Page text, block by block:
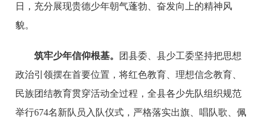
日，充分展现贵德少年朝气蓬勃、奋发向上的精神风
貌。
筑牢少年信仰根基。
团县委、县少工委坚持把思想
政治引领摆在首要位置，将红色教育、理想信念教育、
民族团结教育贯穿活动全过程，全县各少先队组织规范
举行674名新队员入队仪式，严格落实出旗、唱队歌、佩